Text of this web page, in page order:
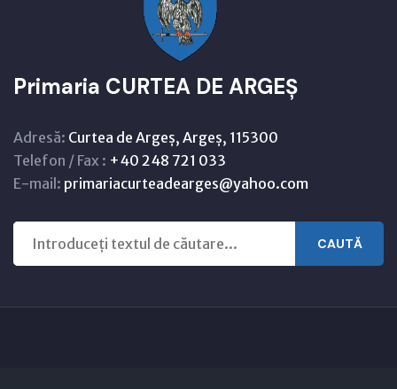
Primaria CURTEA DE ARGEȘ
Adresă: Curtea de Argeș, Argeș, 115300
Telefon / Fax : +40 248 721 033
E-mail: primariacurteadearges@yahoo.com
CAUTĂ